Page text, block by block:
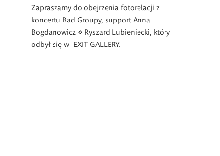
Zapraszamy do obejrzenia fotorelacji z
koncertu Bad Groupy, support Anna
Bogdanowicz ⋄ Ryszard Lubieniecki, który
odbył się w EXIT GALLERY.